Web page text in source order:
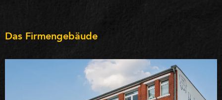
Das Firmengebäude